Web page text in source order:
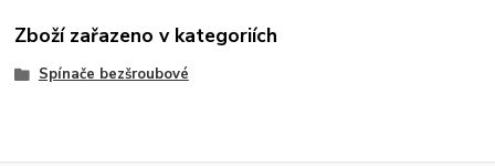
Zboží zařazeno v kategoriích
Spínače bezšroubové